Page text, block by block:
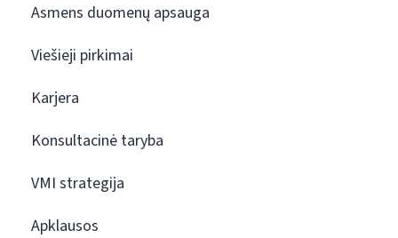
Asmens duomenų apsauga
Viešieji pirkimai
Karjera
Konsultacinė taryba
VMI strategija
Apklausos